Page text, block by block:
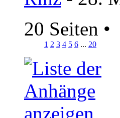
20 Seiten •
1 2 3 4 5 6 ... 20